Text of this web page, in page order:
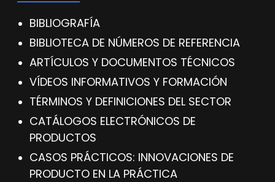
BIBLIOGRAFÍA
BIBLIOTECA DE NÚMEROS DE REFERENCIA
ARTÍCULOS Y DOCUMENTOS TÉCNICOS
VÍDEOS INFORMATIVOS Y FORMACIÓN
TÉRMINOS Y DEFINICIONES DEL SECTOR
CATÁLOGOS ELECTRÓNICOS DE
PRODUCTOS
CASOS PRÁCTICOS: INNOVACIONES DE
PRODUCTO EN LA PRÁCTICA